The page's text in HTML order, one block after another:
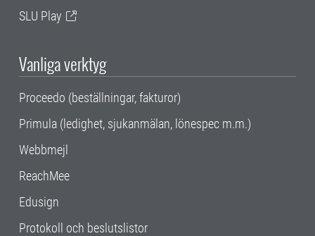
SLU Play
Vanliga verktyg
Proceedo (beställningar, fakturor)
Primula (ledighet, sjukanmälan, lönespec m.m.)
Webbmejl
ReachMee
Edusign
Protokoll och beslutslistor